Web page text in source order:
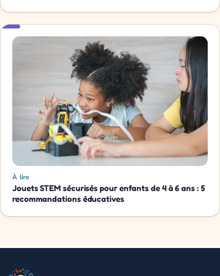
À lire
Jouets STEM sécurisés pour enfants de 4 à 6 ans : 5
recommandations éducatives